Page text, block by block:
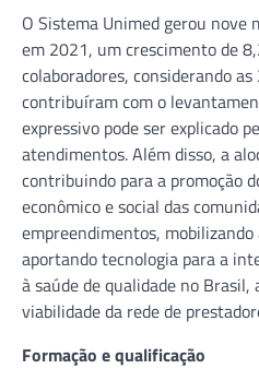
O Sistema Unimed gerou nove
em 2021, um crescimento de
colaboradores, considerando
contribuíram com o
expressivo pode ser explicado
atendimentos. Além disso, a
contribuindo para a promoção
econômico e social das
empreendimentos, mobilizando
aportando tecnologia para a
à saúde de qualidade no Brasil,
viabilidade da rede de
Formação e qualificação